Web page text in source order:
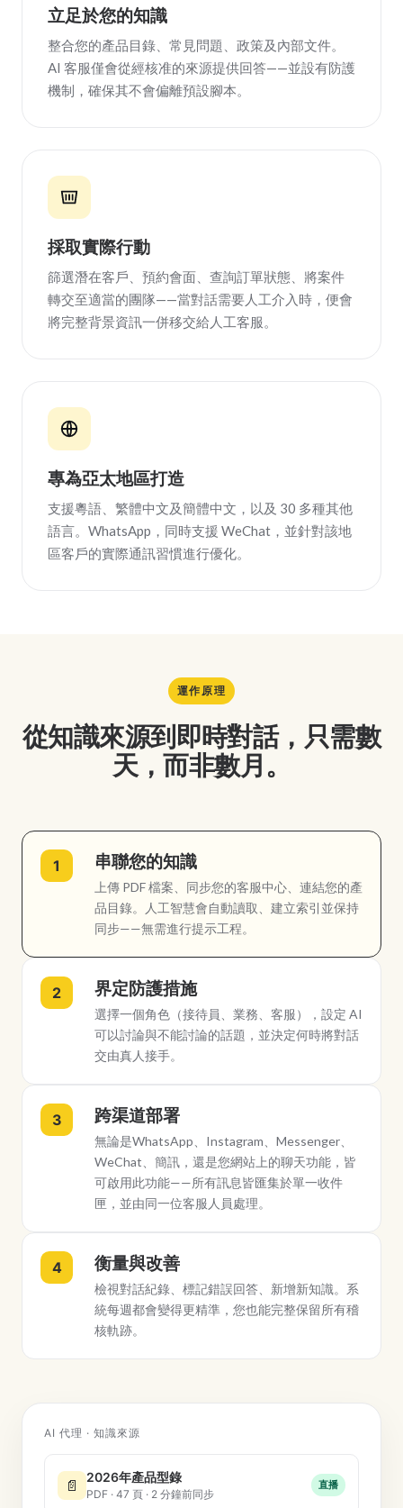
立足於您的知識
整合您的產品目錄、常見問題、政策及內部文件。
AI 客服僅會從經核准的來源提供回答——並設有防護
機制，確保其不會偏離預設腳本。
採取實際行動
篩選潛在客戶、預約會面、查詢訂單狀態、將案件
轉交至適當的團隊——當對話需要人工介入時，便會
將完整背景資訊一併移交給人工客服。
專為亞太地區打造
支援粵語、繁體中文及簡體中文，以及 30 多種其他
語言。WhatsApp，同時支援 WeChat，並針對該地
區客戶的實際通訊習慣進行優化。
運作原理
從知識來源到即時對話，只需數
天，而非數月。
1 串聯您的知識
上傳 PDF 檔案、同步您的客服中心、連結您的產
品目錄。人工智慧會自動讀取、建立索引並保持
同步——無需進行提示工程。
2 界定防護措施
選擇一個角色（接待員、業務、客服），設定 AI
可以討論與不能討論的話題，並決定何時將對話
交由真人接手。
3 跨渠道部署
無論是WhatsApp、Instagram、Messenger、
WeChat、簡訊，還是您網站上的聊天功能，皆
可啟用此功能——所有訊息皆匯集於單一收件
匣，並由同一位客服人員處理。
4 衡量與改善
檢視對話紀錄、標記錯誤回答、新增新知識。系
統每週都會變得更精準，您也能完整保留所有稽
核軌跡。
AI 代理 · 知識來源
📄 2026年產品型錄
PDF · 47 頁 · 2 分鐘前同步
直播